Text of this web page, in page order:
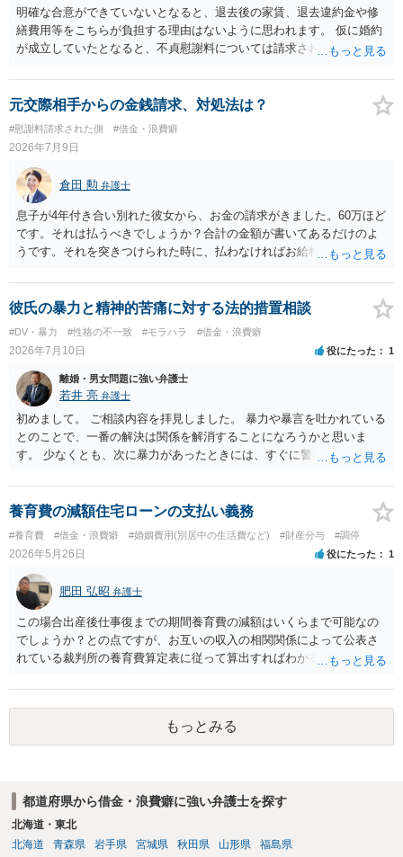
るものかと推察しますので、 貸金返還ではないかと存じます。 ④ 私
は現在、収入も不安定で貯金もなくリボ払い借金が既に約100万あり。
今年に再婚したが主人はお金に厳しい為、一括で220万円を支払う事は
か。 ⇒判決となり敗訴してしまった場合は、強制執行により不動産等
の財産を差し押さえられ、そこから債権回収が図られることになりま
すが、 和解であれば柔軟な解決が可能ですので、その場合は分割払
いにより支払うことも十分可能です。 ⑤ このような事情であれば、私
は120万円のみ和解交渉を続けるべきでしょうか。 ⇒ご相談者様の認
識を前提にすれば、１００万円も含めて返済する必要はないと考えら
れるため、 120万円のみについて交渉を続けることがベターかと存じ
ます。
明確な合意ができていないとなると、退去後の家賃、退去違約金や修
繕費用等をこちらが負担する理由はないように思われます。 仮に婚約
が成立していたとなると、不貞慰謝料については請求される可能性が
れば早めに弁護士に相談し、弁護士から回答をさせると良いでしょ
う。
元交際相手からの金銭請求、対処法は？
#慰謝料請求された側 #借金・浪費癖
2026年7月9日
倉田 勲 弁護士
息子が4年付き合い別れた彼女から、お金の請求がきました。60万ほど
です。それは払うべきでしょうか？合計の金額が書いてあるだけのよ
うです。それを突きつけられた時に、払わなければお給料の差し押さ
か？ →金額の内訳が不明であればそもそも支払うべきものか判断でき
ませんので、まずは内訳を聞くことでしょう。 なお、給料の差し押さ
で、支払いしない場合でも直ちに給料の差し押さえはできません。
彼氏の暴力と精神的苦痛に対する法的措置相談
#DV・暴力 #性格の不一致 #モラハラ #借金・浪費癖
2026年7月10日 役にたった 1
離婚・男女問題に強い弁護士
若井 亮 弁護士
初めまして。 ご相談内容を拝見しました。 暴力や暴言を吐かれている
とのことで、一番の解決は関係を解消することになろうかと思いま
す。 少なくとも、次に暴力があったときには、すぐに警察に通報する
きますが、法的に拘束するものではなく、突発的な攻撃を防げるもの
ではありません。 ご自身の身の安全を確保することを第一とするよう
養育費の減額住宅ローンの支払い義務
#養育費 #借金・浪費癖 #婚姻費用(別居中の生活費など) #財産分与 #調停
2026年5月26日 役にたった 1
肥田 弘昭 弁護士
この場合出産後仕事復までの期間養育費の減額はいくらまで可能なの
でしょうか？との点ですが、お互いの収入の相関関係によって公表さ
れている裁判所の養育費算定表に従って算出すればわかるかと思いま
です。ご参考にしてください。
もっとみる
都道府県から借金・浪費癖に強い弁護士を探す
北海道・東北
北海道
青森県 岩手県 宮城県 秋田県 山形県 福島県